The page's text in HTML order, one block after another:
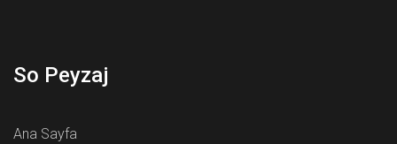
So Peyzaj
Ana Sayfa